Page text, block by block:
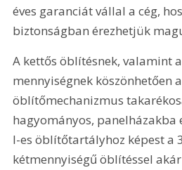
éves garanciát vállal a cég,
biztonságban érezhetjük
A kettős öblítésnek, valamint
mennyiségnek köszönhetően
öblítőmechanizmus
hagyományos, panelházakba
l-es öblítőtartályhoz képest a
kétmennyiségű öblítéssel